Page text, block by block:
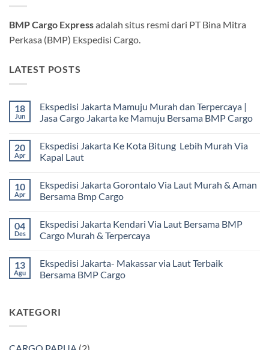
BMP Cargo Expressadalah situs resmi dari PT Bina Mitra
Perkasa (BMP) Ekspedisi Cargo.
LATEST POSTS
18
Jun
Ekspedisi Jakarta Mamuju Murah dan Terpercaya |
Jasa Cargo Jakarta ke Mamuju Bersama BMP Cargo
komentar
pada
Ekspedisi
Murah
dan
Terpercaya
Cargo
Jakarta
ke
BMP
Cargo
20
Apr
Ekspedisi Jakarta Ke Kota Bitung Lebih Murah Via
Kapal Laut
komentar
pada
Ekspedisi
Kota
Bitung
Lebih
Kapal
Laut
10
Apr
Ekspedisi Jakarta Gorontalo Via Laut Murah & Aman
Bersama Bmp Cargo
komentar
pada
Ekspedisi
Via
Laut
Murah
Bmp
Cargo
04
Des
Ekspedisi Jakarta Kendari Via Laut Bersama BMP
Cargo Murah & Terpercaya
komentar
pada
Ekspedisi
Laut
Bersama
13
Agu
Ekspedisi Jakarta- Makassar via Laut Terbaik
Bersama BMP Cargo
pada
Ekspedisi
KATEGORI